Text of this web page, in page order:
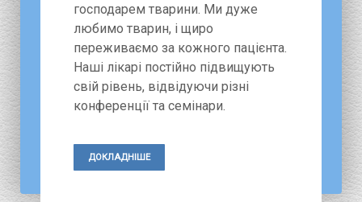
господарем тварини. Ми дуже
любимо тварин, і щиро
переживаємо за кожного пацієнта.
Наші лікарі постійно підвищують
свій рівень, відвідуючи різні
конференції та семінари.
ДОКЛАДНІШЕ